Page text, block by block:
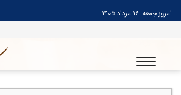
امروز جمعه ۱۶ مرداد ۱۴۰۵